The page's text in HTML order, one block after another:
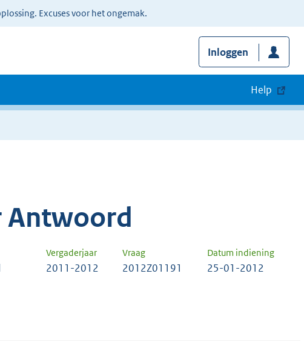
Excuses voor het ongemak.
Inloggen
Help
Antwoord
Vergaderjaar Vraag Datum indiening
2011-2012 2012Z01191 25-01-2012